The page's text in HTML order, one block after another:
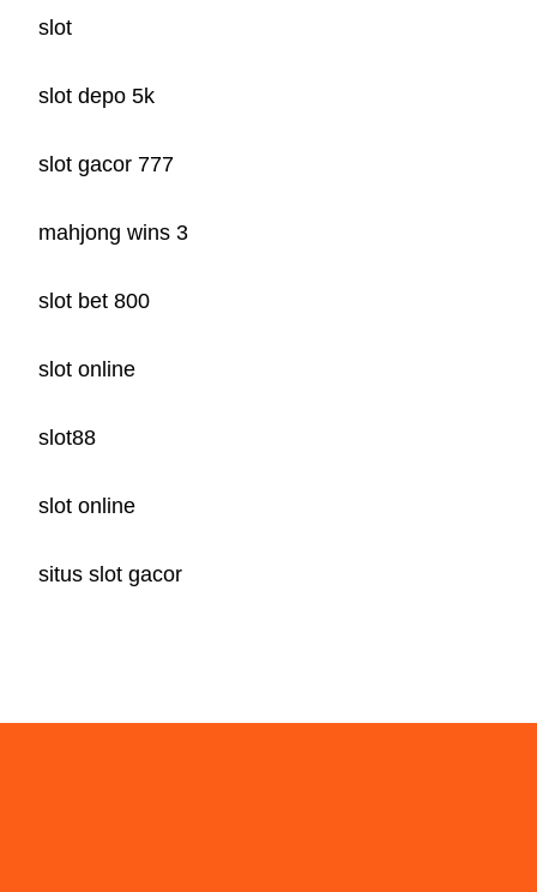
slot
slot depo 5k
slot gacor 777
mahjong wins 3
slot bet 800
slot online
slot88
slot online
situs slot gacor